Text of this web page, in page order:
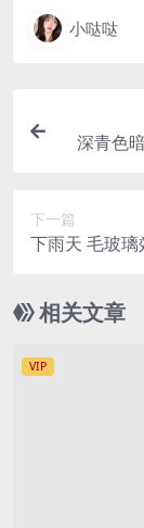
小哒哒
深青色
下一篇
下雨天 毛玻
相关文章
VIP